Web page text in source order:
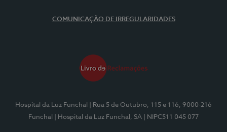
COMUNICAÇÃO DE IRREGULARIDADES
Hospital da Luz Funchal
| Rua 5 de Outubro, 115 e 116, 9000-216
Funchal
| Hospital da Luz Funchal, SA | NIPC511 045 077